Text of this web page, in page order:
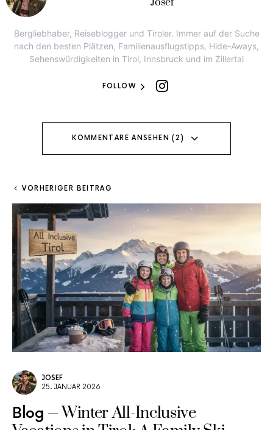
Bergliebhaber, Reiseblogger und Tiroler. Immer auf der Suche
nach den besten Plätzen, Familienausflugstipps, Hide-Aways,
Sehenswürdigkeiten in Tirol, Innsbruck und im Zillertal
FOLLOW
KOMMENTARE ANSEHEN (2)
VORHERIGER BEITRAG
JOSEF
25. JANUAR 2026
Blog
Winter All-Inclusive